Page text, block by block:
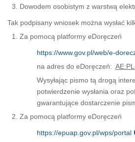
Dowodem osobistym z warstwą
Tak podpisany wniosek można wysłać
Za pomocą platformy eDoręczeń
https://www.gov.pl/web/e-
na adres do eDoręczeń:
Wysyłając pismo tą drogą
potwierdzenie wysłania oraz
gwarantujące dostarczenie
Za pomocą platformy eDoręczeń
https://epuap.gov.pl/wps/portal